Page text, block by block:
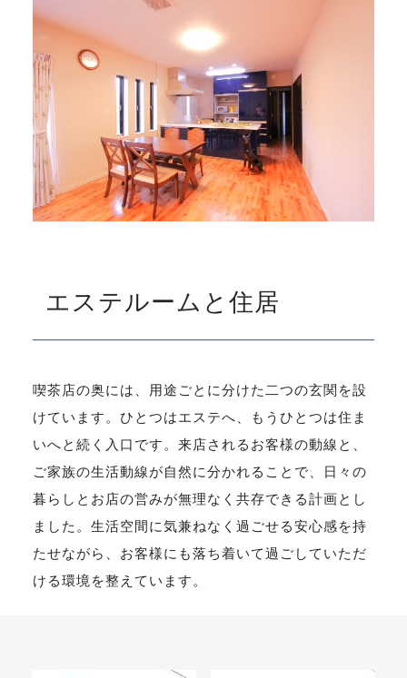
エステルームと住居
喫茶店の奥には、用途ごとに分けた二つの玄関を設
けています。ひとつはエステへ、もうひとつは住ま
いへと続く入口です。来店されるお客様の動線と、
ご家族の生活動線が自然に分かれることで、日々の
暮らしとお店の営みが無理なく共存できる計画とし
ました。生活空間に気兼ねなく過ごせる安心感を持
たせながら、お客様にも落ち着いて過ごしていただ
ける環境を整えています。